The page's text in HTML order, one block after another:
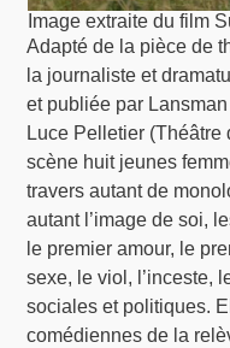
Image extraite du film
Adapté de la pièce de
la journaliste et
et publiée par
Luce Pelletier (Théâtre
scène huit jeunes
travers autant de
autant l’image de soi,
le premier amour, le
sexe, le viol, l’inceste,
sociales et politiques.
comédiennes de la